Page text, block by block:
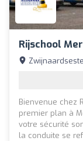
Rijschool
Bienvenue chez
premier plan à
votre sécurité
la conduite se